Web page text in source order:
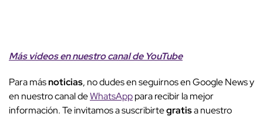
Más videosen nuestro canal de YouTube
Para másnoticias, no dudes en seguirnos en Google News y
en nuestro canal deWhatsApppara recibir la mejor
información. Te invitamos a suscribirtegratisa nuestro